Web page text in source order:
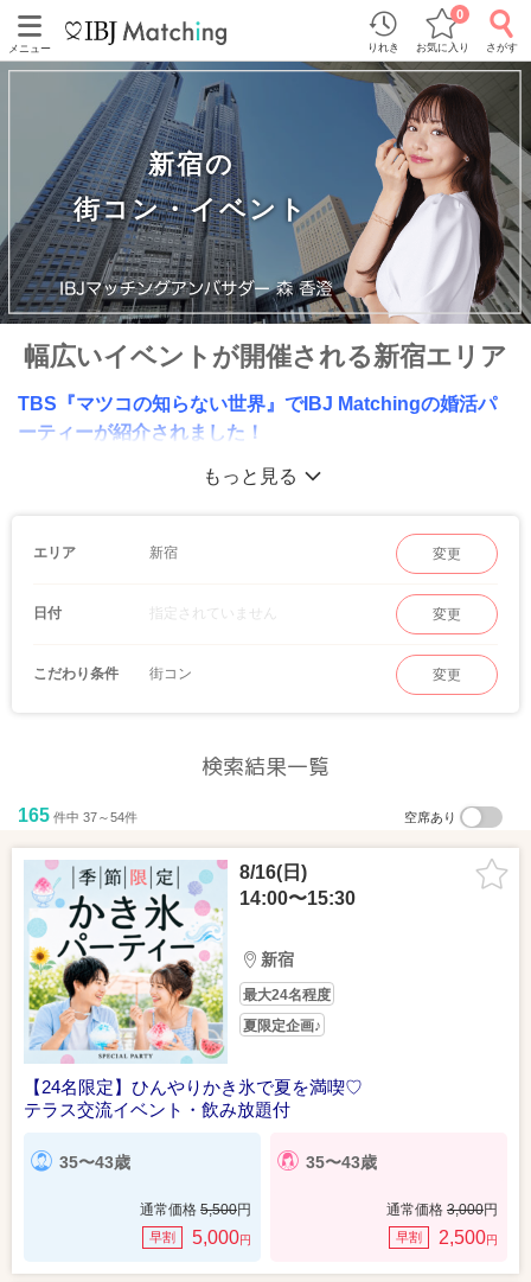
メニュー りれき お気に入り
0
さがす
新宿の
街コン・イベント
幅広いイベントが開催される新宿エリア
TBS『マツコの知らない世界』でIBJ Matchingの婚活パ
ーティーが紹介されました！
100名以上が参加する大型イベント、気軽に出会える「ディナー合コ
もっと見る
エリア 新宿 変更
日付 指定されていません 変更
こだわり条件 街コン 変更
検索結果一覧
165 件中 37～54件 空席あり
8/16(日)
14:00〜15:30
新宿
最大24名程度
夏限定企画♪
【24名限定】ひんやりかき氷で夏を満喫♡
テラス交流イベント・飲み放題付
35〜43歳
通常価格 5,500円
早割 5,000円
35〜43歳
通常価格 3,000円
早割 2,500円